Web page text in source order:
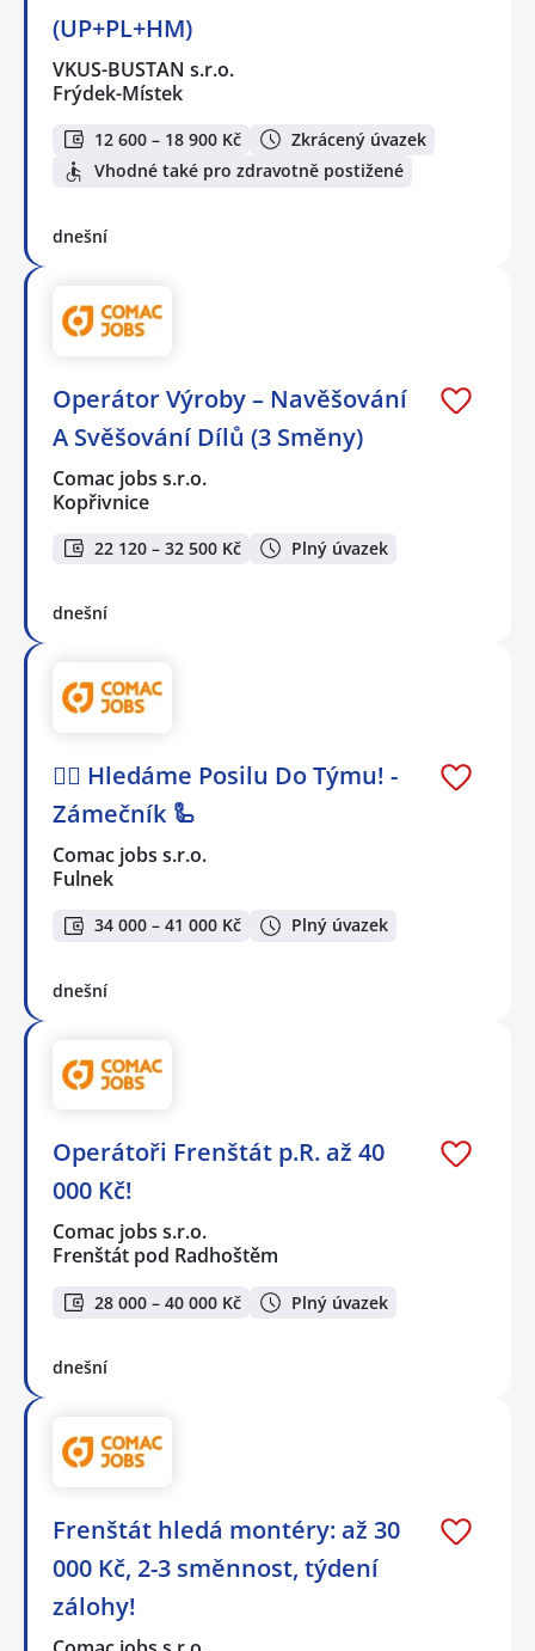
(UP+PL+HM)
VKUS-BUSTAN s.r.o.
Frýdek-Místek
12 600 – 18 900 Kč
Zkrácený úvazek
Vhodné také pro zdravotně postižené
dnešní
Operátor Výroby – Navěšování
A Svěšování Dílů (3 Směny)
Comac jobs s.r.o.
Kopřivnice
22 120 – 32 500 Kč Plný úvazek
dnešní
🕵️‍♂️ Hledáme Posilu Do Týmu! -
Zámečník 🦾
Comac jobs s.r.o.
Fulnek
34 000 – 41 000 Kč Plný úvazek
dnešní
Operátoři Frenštát p.R. až 40
000 Kč!
Comac jobs s.r.o.
Frenštát pod Radhoštěm
28 000 – 40 000 Kč Plný úvazek
dnešní
Frenštát hledá montéry: až 30
000 Kč, 2-3 směnnost, týdení
zálohy!